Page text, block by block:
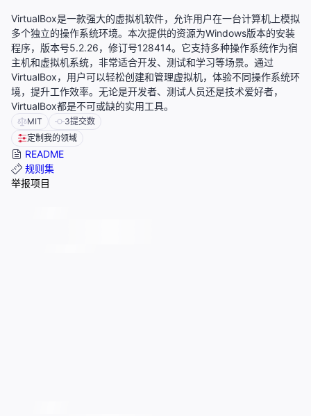
VirtualBox是一款强大的虚拟机软件，允许用户在一台计算机上模拟
多个独立的操作系统环境。本次提供的资源为Windows版本的安装
程序，版本号5.2.26，修订号128414。它支持多种操作系统作为宿
主机和虚拟机系统，非常适合开发、测试和学习等场景。通过
VirtualBox，用户可以轻松创建和管理虚拟机，体验不同操作系统环
境，提升工作效率。无论是开发者、测试人员还是技术爱好者，
VirtualBox都是不可或缺的实用工具。
MIT 3提交数
定制我的领域
README
规则集
举报项目